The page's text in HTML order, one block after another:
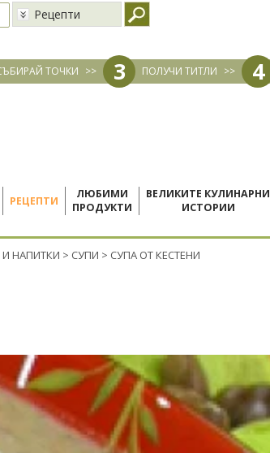
Рецепти
ТОЧКИ >> 3 ПОЛУЧИ ТИТЛИ >> 4
РЕЦЕПТИ
ЛЮБИМИ
ПРОДУКТИ
ВЕЛИКИТЕ КУЛИНАРНИ
ИСТОРИИ
И НАПИТКИ > СУПИ > СУПА ОТ КЕСТЕНИ